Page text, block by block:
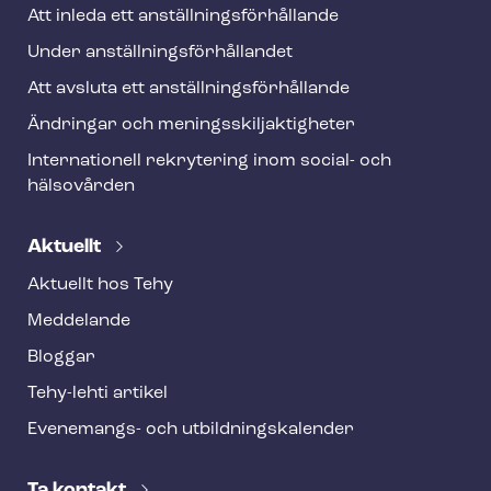
Att inleda ett an­ställ­nings­för­hål­lan­de
Under an­ställ­nings­för­hål­lan­det
Att avsluta ett an­ställ­nings­för­hål­lan­de
Ändringar och me­nings­skilj­ak­tig­he­ter
Internationell rekrytering inom social- och
hälsovården
Aktuellt
Aktuellt hos Tehy
Meddelande
Bloggar
Tehy-lehti artikel
Evenemangs- och ut­bild­nings­ka­len­der